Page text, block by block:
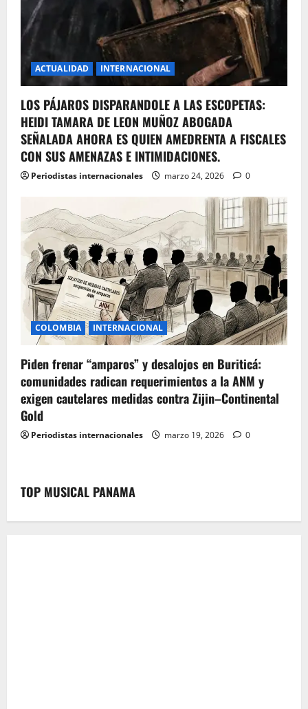
ACTUALIDAD INTERNACIONAL
LOS PÁJAROS DISPARANDOLE A LAS ESCOPETAS:
HEIDI TAMARA DE LEON MUÑOZ ABOGADA
SEÑALADA AHORA ES QUIEN AMEDRENTA A FISCALES
CON SUS AMENAZAS E INTIMIDACIONES.
Periodistas internacionales marzo 24, 2026 0
COLOMBIA INTERNACIONAL
Piden frenar “amparos” y desalojos en Buriticá:
comunidades radican requerimientos a la ANM y
exigen cautelares medidas contra Zijin–Continental
Gold
Periodistas internacionales marzo 19, 2026 0
TOP MUSICAL PANAMA